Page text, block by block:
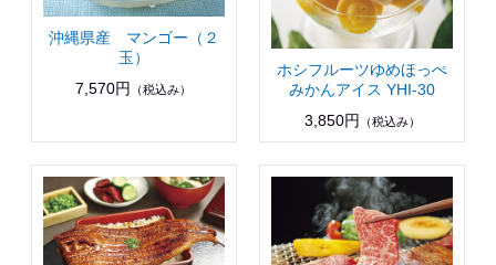
沖縄県産 マンゴー（２
玉）
7,570円
（税込み）
ホシフルーツゆめほっぺ
みかんアイス YHI-30
3,850円 （税込み）